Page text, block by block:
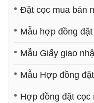
Đặt cọc mua bán
Mẫu hợp đồng
Mẫu Giấy giao
Mẫu Hợp đồng
Hợp đồng đặt cọc